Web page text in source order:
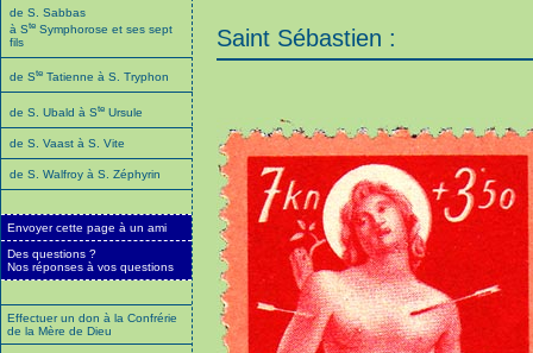
de S. Sabbas
à Ste Symphorose et ses sept
fils
de Ste Tatienne à S. Tryphon
de S. Ubald à Ste Ursule
de S. Vaast à S. Vite
de S. Walfroy à S. Zéphyrin
Envoyer cette page à un ami
Des questions ?
Nos réponses à vos questions
Effectuer un don à la Confrérie
de la Mère de Dieu
Saint Sébastien :